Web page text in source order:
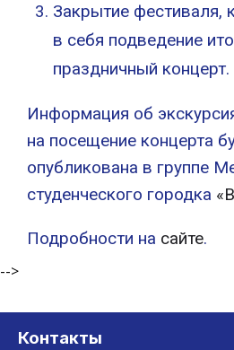
Закрытие фестиваля,
в себя подведение
праздничный концерт.
Информация об
на посещение концерта
опубликована в группе
студенческого городка
Подробности на сайте.
-->
Контакты